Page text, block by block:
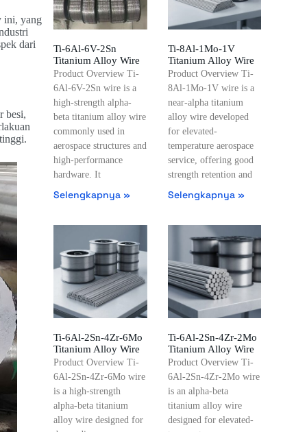
ini, yang
dari
besi,
Ti-6Al-6V-2Sn
Titanium Alloy Wire
Product Overview Ti-
6Al-6V-2Sn wire is a
high-strength alpha-
beta titanium alloy wire
commonly used in
aerospace structures and
high-performance
hardware. It
Selengkapnya »
Ti-8Al-1Mo-1V
Titanium Alloy Wire
Product Overview Ti-
8Al-1Mo-1V wire is a
near-alpha titanium
alloy wire developed
for elevated-
temperature aerospace
service, offering good
strength retention and
Selengkapnya »
Ti-6Al-2Sn-4Zr-6Mo
Titanium Alloy Wire
Product Overview Ti-
6Al-2Sn-4Zr-6Mo wire
is a high-strength
alpha-beta titanium
alloy wire designed for
Ti-6Al-2Sn-4Zr-2Mo
Titanium Alloy Wire
Product Overview Ti-
6Al-2Sn-4Zr-2Mo wire
is an alpha-beta
titanium alloy wire
designed for elevated-